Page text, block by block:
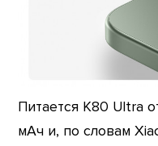
Питается K80 Ultra
мАч и, по словам